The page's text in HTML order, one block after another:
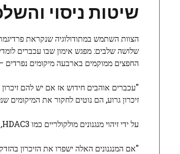
שיטות ניסוי
שלושה שלבים: מפגש אימון שבו עכברים
החפצים ממוקמים בארבעה מיקומים נפרדים –
"עכברים אוהבים חידוש אז אם יש להם
זיכרון גרוע, הם נוטים לחקור את
על ידי זיהוי מנגנונים מולקולריים כמו HDAC3, צוות המחקר אמר שהם מקווים לספק מטרות טיפוליות פוטנציאליות לשיפור הגמישות הקוגניטיבית בגיל מבוגר.
"אם המנגנונים האלה ישפרו את הזיכרון